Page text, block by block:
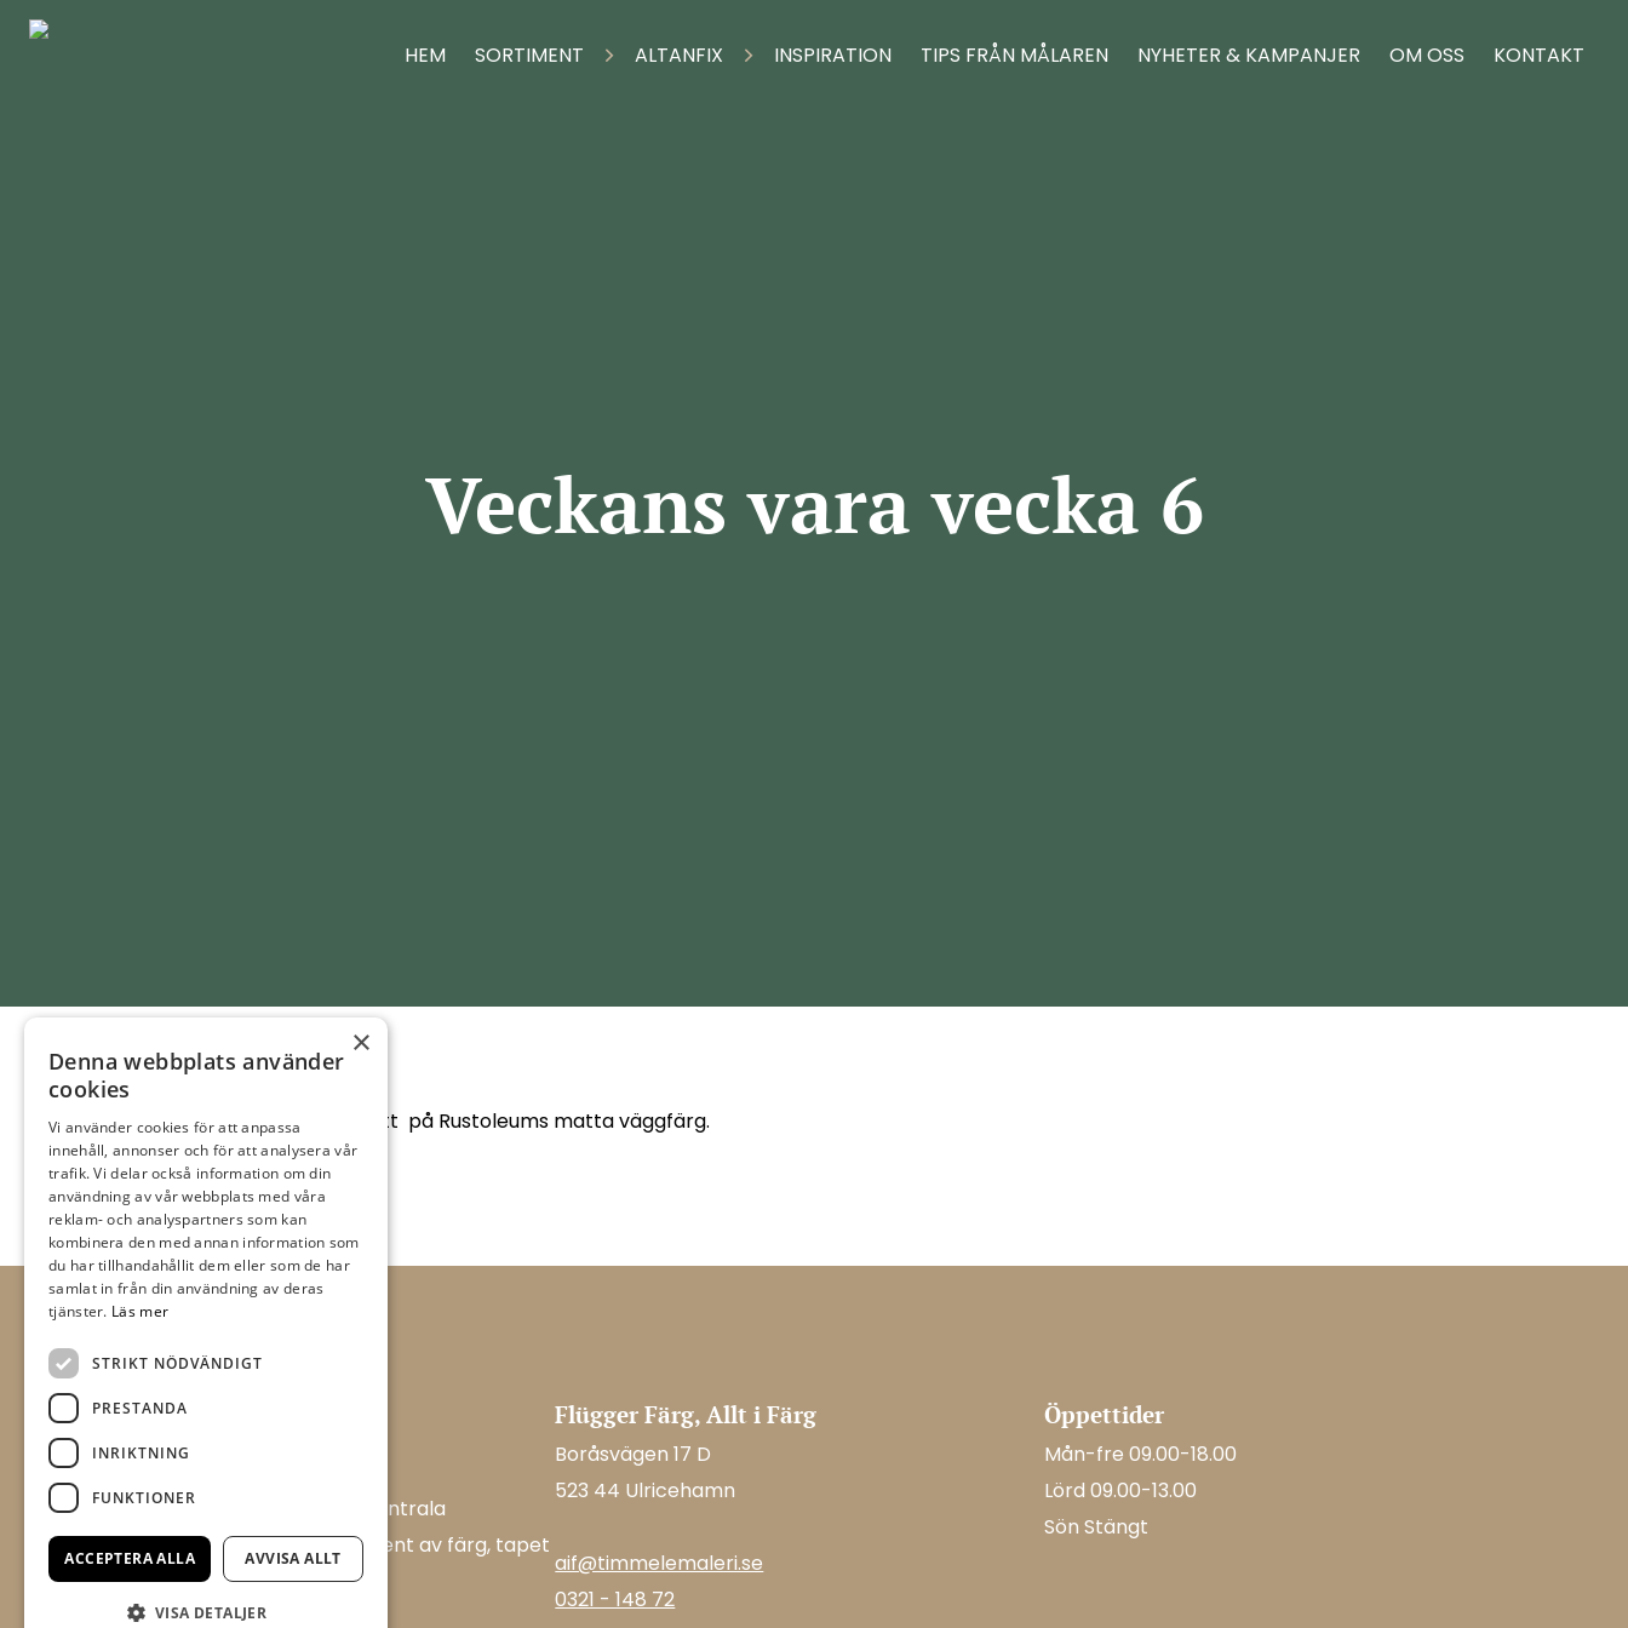
HEM SORTIMENT ALTANFIX INSPIRATION TIPS FRÅN MÅLAREN NYHETER & KAMPANJER OM OSS KONTAKT
Veckans vara vecka 6
Denna vecka har vi 20% rabatt på Rustoleums matta väggfärg.
Allt i Färg AB är en färghandel i centrala
Ulricehamn med ett brett sortiment av färg, tapet
och tillbehör.
Flügger Färg, Allt i Färg
Boråsvägen 17 D
523 44 Ulricehamn
aif@timmelemaleri.se
0321 - 148 72
Öppettider
Mån-fre 09.00-18.00
Lörd 09.00-13.00
Sön Stängt
×
Denna webbplats använder
cookies
Vi använder cookies för att anpassa
innehåll, annonser och för att analysera vår
trafik. Vi delar också information om din
användning av vår webbplats med våra
reklam- och analyspartners som kan
kombinera den med annan information som
du har tillhandahållit dem eller som de har
samlat in från din användning av deras
tjänster. Läs mer
STRIKT NÖDVÄNDIGT
PRESTANDA
INRIKTNING
FUNKTIONER
ACCEPTERA ALLA AVVISA ALLT
VISA DETALJER